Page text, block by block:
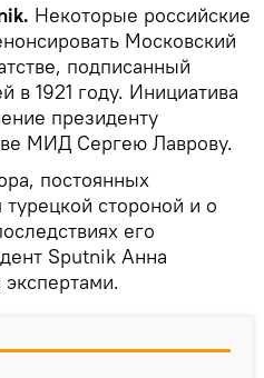
Некоторые российские
Московский
подписанный
в 1921 году. Инициатива
президенту
МИД Сергею Лаврову.
постоянных
стороной и о
его
Sputnik Анна